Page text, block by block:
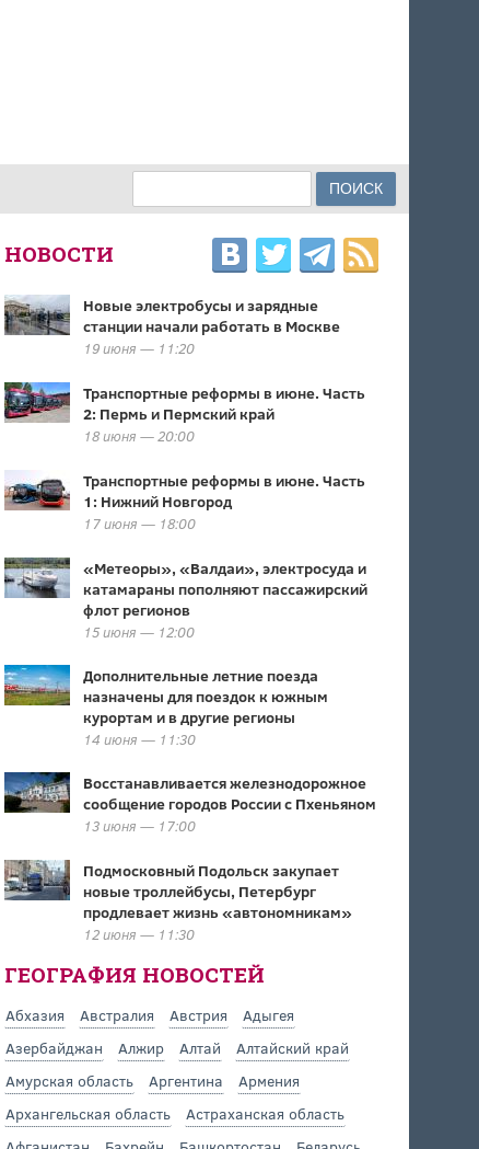
ФОРМА ПОИСКА
НОВОСТИ
Новые электробусы и зарядные
станции начали работать в Москве
19 июня — 11:20
Транспортные реформы в июне. Часть
2: Пермь и Пермский край
18 июня — 20:00
Транспортные реформы в июне. Часть
1: Нижний Новгород
17 июня — 18:00
«Метеоры», «Валдаи», электросуда и
катамараны пополняют пассажирский
флот регионов
15 июня — 12:00
Дополнительные летние поезда
назначены для поездок к южным
курортам и в другие регионы
14 июня — 11:30
Восстанавливается железнодорожное
сообщение городов России с Пхеньяном
13 июня — 17:00
Подмосковный Подольск закупает
новые троллейбусы, Петербург
продлевает жизнь «автономникам»
12 июня — 11:30
ГЕОГРАФИЯ НОВОСТЕЙ
Абхазия Австралия Австрия
Адыгея
Азербайджан
Алжир Алтай
Алтайский край
Амурская область
Аргентина
Армения
Архангельская область
Астраханская область